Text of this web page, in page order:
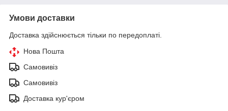
Умови доставки
Доставка здійснюється тільки по передоплаті.
Нова Пошта
Самовивіз
Самовивіз
Доставка кур'єром